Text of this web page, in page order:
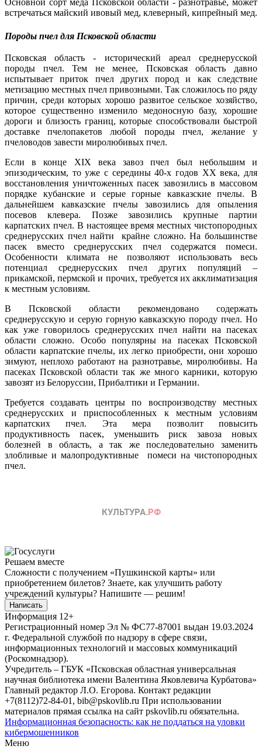
Основной сорт меда Псковской области - разнотравье, может
встречаться майский ивовый мед, клеверный, кипрейный мед.
Породы пчел для Псковской области
Псковская область - исторический ареал среднерусской
породы пчел. Тем не менее, Псковская область давно
испытывает приток пчел других пород и как следствие
метизацию местных пчел привозными. Так сложилось по ряду
причин, среди которых хорошо развитое сельское хозяйство,
которое существенно изменило медоносную базу, хорошие
дороги и близость границ, которые способствовали быстрой
доставке пчелопакетов любой породы пчел, желание у
пчеловодов завести миролюбивых пчел.
Если в конце XIX века завоз пчел был небольшим и
эпизодическим, то уже с середины 40-х годов XX века, для
восстановления уничтоженных пасек завозились в массовом
порядке кубанские и серые горные кавказские пчелы. В
дальнейшем кавказские пчелы завозились для опыления
посевов клевера. Позже завозились крупные партии
карпатских пчел. В настоящее время местных чистопородных
среднерусских пчел найти крайне сложно. На большинстве
пасек вместо среднерусских пчел содержатся помеси.
Особенности климата не позволяют использовать весь
потенциал среднерусских пчел других популяций –
прикамской, пермской и прочих, требуется их акклиматизация
к местным условиям.
В Псковской области рекомендовано содержать
среднерусскую и серую горную кавказскую породу пчел. Но
как уже говорилось среднерусских пчел найти на пасеках
области сложно. Особо популярны на пасеках Псковской
области карпатские пчелы, их легко приобрести, они хорошо
зимуют, неплохо работают на разнотравье, миролюбивы. На
пасеках Псковской области так же много карники, которую
завозят из Белоруссии, Прибалтики и Германии.
Требуется создавать центры по воспроизводству местных
среднерусских и приспособленных к местным условиям
карпатских пчел. Эта мера позволит повысить
продуктивность пасек, уменьшить риск завоза новых
болезней в область, а так же последовательно заменить
злобливые и малопродуктивные помеси на чистопородных
пчел.
Решаем вместе
Сложности с получением «Пушкинской карты» или
приобретением билетов? Знаете, как улучшить работу
учреждений культуры? Напишите — решим!
Написать
Информация 12+
Регистрационный номер Эл № ФС77-87001 выдан 19.03.2024
г. Федеральной службой по надзору в сфере связи,
информационных технологий и массовых коммуникаций
(Роскомнадзор).
Учредитель – ГБУК «Псковская областная универсальная
научная библиотека имени Валентина Яковлевича Курбатова»
Главный редактор Л.О. Егорова. Контакт редакции
+7(8112)72-84-01, bib@pskovlib.ru При использовании
материалов прямая ссылка на сайт pskovlib.ru обязательна.
Информационная безопасность: как не поддаться на уловки
кибермошенников
Меню